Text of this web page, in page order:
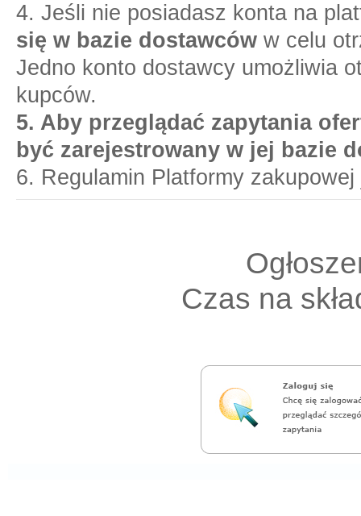
4. Jeśli nie posiadasz konta na
się w bazie dostawców w celu
Jedno konto dostawcy umożliwia
kupców.
5. Aby przeglądać zapytania
być zarejestrowany w jej bazie
6. Regulamin Platformy
Czas na